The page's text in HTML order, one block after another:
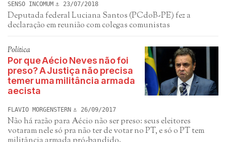
SENSO INCOMUM 23/07/2018
Deputada federal Luciana Santos (PCdoB-PE) fez a
declaração em reunião com colegas comunistas
Política
Por que Aécio Neves não foi
preso? A Justiça não precisa
temer uma militância armada
aecista
FLAVIO MORGENSTERN 26/09/2017
Não há razão para Aécio não ser preso: seus eleitores
votaram nele só pra não ter de votar no PT, e só o PT tem